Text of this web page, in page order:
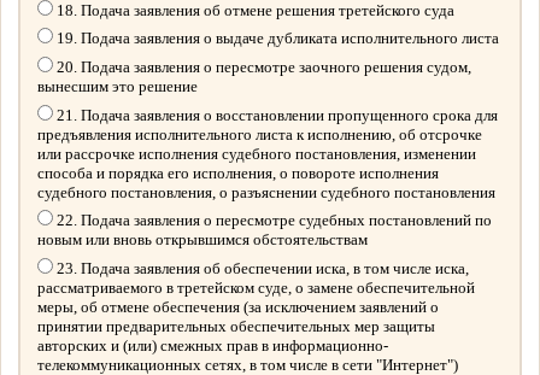
18. Подача заявления об отмене решения третейского суда
19. Подача заявления о выдаче дубликата исполнительного листа
20. Подача заявления о пересмотре заочного решения судом,
вынесшим это решение
21. Подача заявления о восстановлении пропущенного срока для
предъявления исполнительного листа к исполнению, об отсрочке
или рассрочке исполнения судебного постановления, изменении
способа и порядка его исполнения, о повороте исполнения
судебного постановления, о разъяснении судебного постановления
22. Подача заявления о пересмотре судебных постановлений по
новым или вновь открывшимся обстоятельствам
23. Подача заявления об обеспечении иска, в том числе иска,
рассматриваемого в третейском суде, о замене обеспечительной
меры, об отмене обеспечения (за исключением заявлений о
принятии предварительных обеспечительных мер защиты
авторских и (или) смежных прав в информационно-
телекоммуникационных сетях, в том числе в сети "Интернет")